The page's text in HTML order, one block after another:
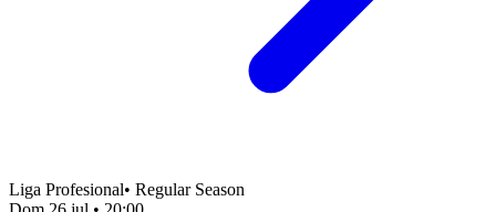
Liga Profesional• Regular Season